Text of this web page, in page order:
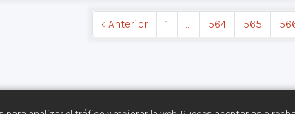
‹ Anterior 1 … 564 565